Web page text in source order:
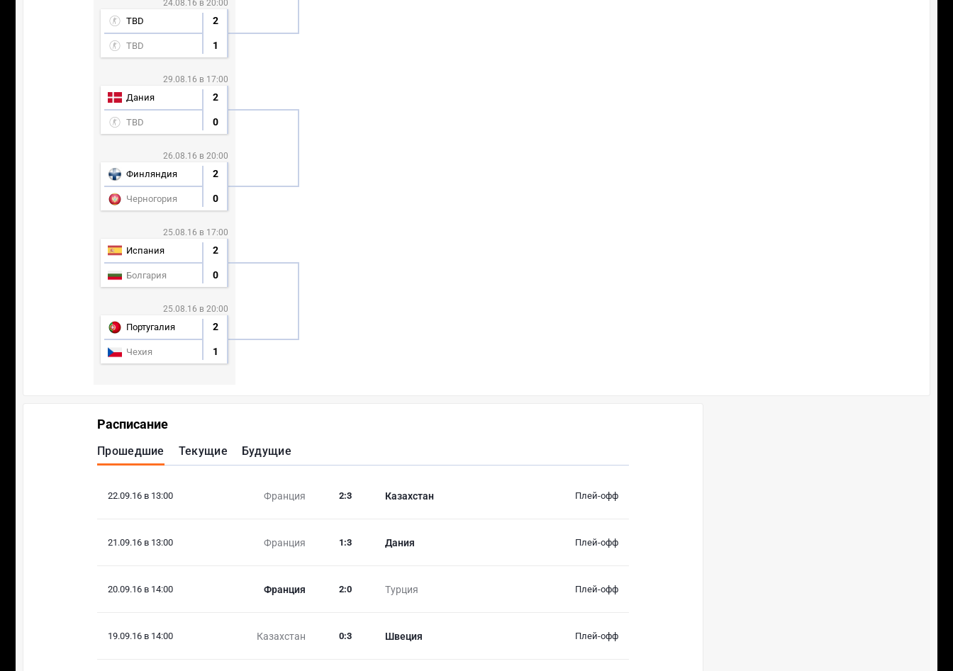
24.08.16 в 20:00
TBD 2
TBD 1
29.08.16 в 17:00
Дания 2
TBD 0
26.08.16 в 20:00
Финляндия 2
Черногория 0
25.08.16 в 17:00
Испания 2
Болгария 0
25.08.16 в 20:00
Португалия 2
Чехия 1
Расписание
Прошедшие Текущие Будущие
22.09.16 в 13:00 Франция Казахстан
2:3 Плей-офф
21.09.16 в 13:00 Франция Дания
1 :3 Плей-офф
20.09.16 в 14:00 Франция Турция
2:0 Плей-офф
19.09.16 в 14:00 Казахстан Швеция
0:3 Плей-офф